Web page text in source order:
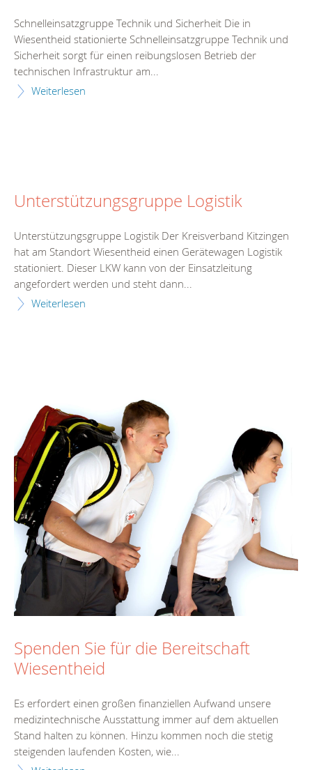
Schnelleinsatzgruppe Technik und Sicherheit Die in
Wiesentheid stationierte Schnelleinsatzgruppe Technik und
Sicherheit sorgt für einen reibungslosen Betrieb der
technischen Infrastruktur am...
Weiterlesen
Unterstützungsgruppe Logistik
Unterstützungsgruppe Logistik Der Kreisverband Kitzingen
hat am Standort Wiesentheid einen Gerätewagen Logistik
stationiert. Dieser LKW kann von der Einsatzleitung
angefordert werden und steht dann...
Weiterlesen
Spenden Sie für die Bereitschaft
Wiesentheid
Es erfordert einen großen finanziellen Aufwand unsere
medizintechnische Ausstattung immer auf dem aktuellen
Stand halten zu können. Hinzu kommen noch die stetig
steigenden laufenden Kosten, wie...